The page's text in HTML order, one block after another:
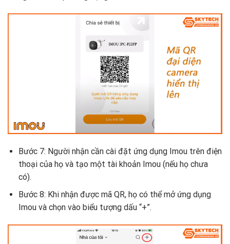
Bước 7: Người nhận cần cài đặt ứng dụng Imou trên điện
thoại của họ và tạo một tài khoản Imou (nếu họ chưa
có).
Bước 8: Khi nhận được mã QR, họ có thể mở ứng dụng
Imou và chọn vào biểu tượng dấu “+”.